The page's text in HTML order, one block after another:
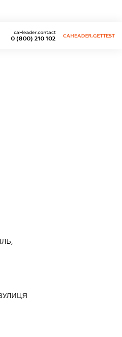
0 (800) 210 102
caHeader.contact
CAHEADER.GETTEST